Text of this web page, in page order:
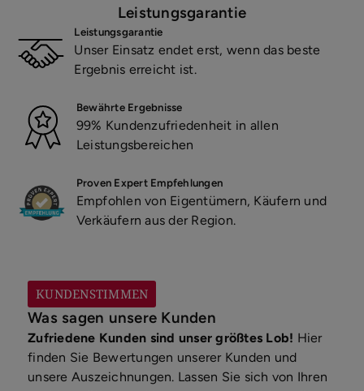
Leistungsgarantie
Leistungsgarantie
Unser Einsatz endet erst, wenn das beste
Ergebnis erreicht ist.
Bewährte Ergebnisse
99% Kundenzufriedenheit in allen
Leistungsbereichen
Proven Expert Empfehlungen
Empfohlen von Eigentümern, Käufern und
Verkäufern aus der Region.
KUNDENSTIMMEN
Was sagen unsere Kunden
Zufriedene Kunden sind unser größtes Lob! Hier
finden Sie Bewertungen unserer Kunden und
unsere Auszeichnungen. Lassen Sie sich von Ihren